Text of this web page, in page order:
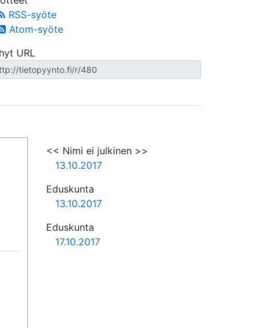
RSS-syöte
Atom-syöte
URL
<< Nimi ei julkinen >>
13.10.2017
Eduskunta
13.10.2017
Eduskunta
17.10.2017